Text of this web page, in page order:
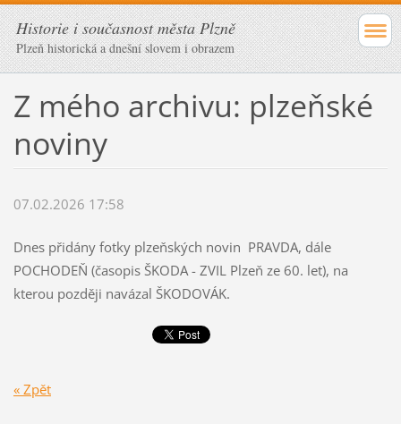
Historie i současnost města Plzně
Plzeň historická a dnešní slovem i obrazem
Z mého archivu: plzeňské
noviny
07.02.2026 17:58
Dnes přidány fotky plzeňských novin PRAVDA, dále
POCHODEŇ (časopis ŠKODA - ZVIL Plzeň ze 60. let), na
kterou později navázal ŠKODOVÁK.
« Zpět